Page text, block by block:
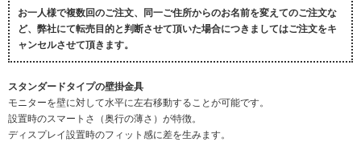
お一人様で複数回のご注文、同一ご住所からのお名前を変えてのご注文な
ど、弊社にて転売目的と判断させて頂いた場合につきましてはご注文をキ
ャンセルさせて頂きます。
スタンダードタイプの壁掛金具
モニターを壁に対して水平に左右移動することが可能です。
設置時のスマートさ（奥行の薄さ）が特徴。
ディスプレイ設置時のフィット感に差を生みます。